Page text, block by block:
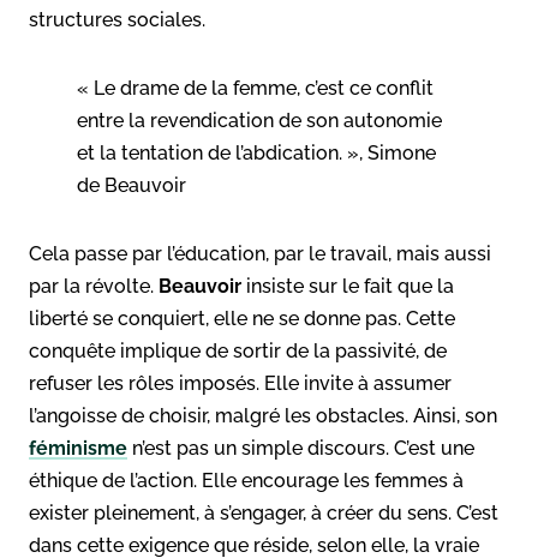
structures sociales.
« Le drame de la femme, c’est ce conflit
entre la revendication de son autonomie
et la tentation de l’abdication. », Simone
de Beauvoir
Cela passe par l’éducation, par le travail, mais aussi
par la révolte. Beauvoir insiste sur le fait que la
liberté se conquiert, elle ne se donne pas. Cette
conquête implique de sortir de la passivité, de
refuser les rôles imposés. Elle invite à assumer
l’angoisse de choisir, malgré les obstacles. Ainsi, son
féminisme n’est pas un simple discours. C’est une
éthique de l’action. Elle encourage les femmes à
exister pleinement, à s’engager, à créer du sens. C’est
dans cette exigence que réside, selon elle, la vraie